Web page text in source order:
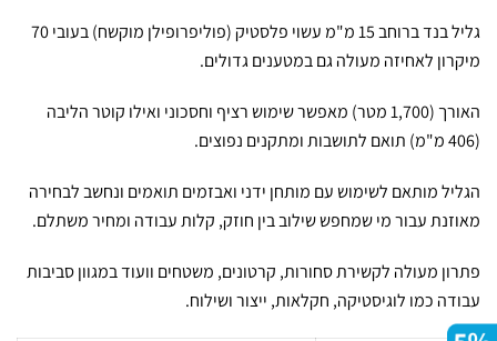
גליל בנד ברוחב 15 מ"מ עשוי פלסטיק (פוליפרופילן מוקשח) בעובי 70
מיקרון לאחיזה מעולה גם במטענים גדולים.
האורך (1,700 מטר) מאפשר שימוש רציף וחסכוני ואילו קוטר הליבה
(406 מ"מ) תואם לתושבות ומתקנים נפוצים.
הגליל מותאם לשימוש עם מותחן ידני ואבזמים תואמים ונחשב לבחירה
מאוזנת עבור מי שמחפש שילוב בין חוזק, קלות עבודה ומחיר משתלם.
פתרון מעולה לקשירת סחורות, קרטונים, משטחים וועוד במגוון סביבות
עבודה כמו לוגיסטיקה, חקלאות, ייצור ושילוח.